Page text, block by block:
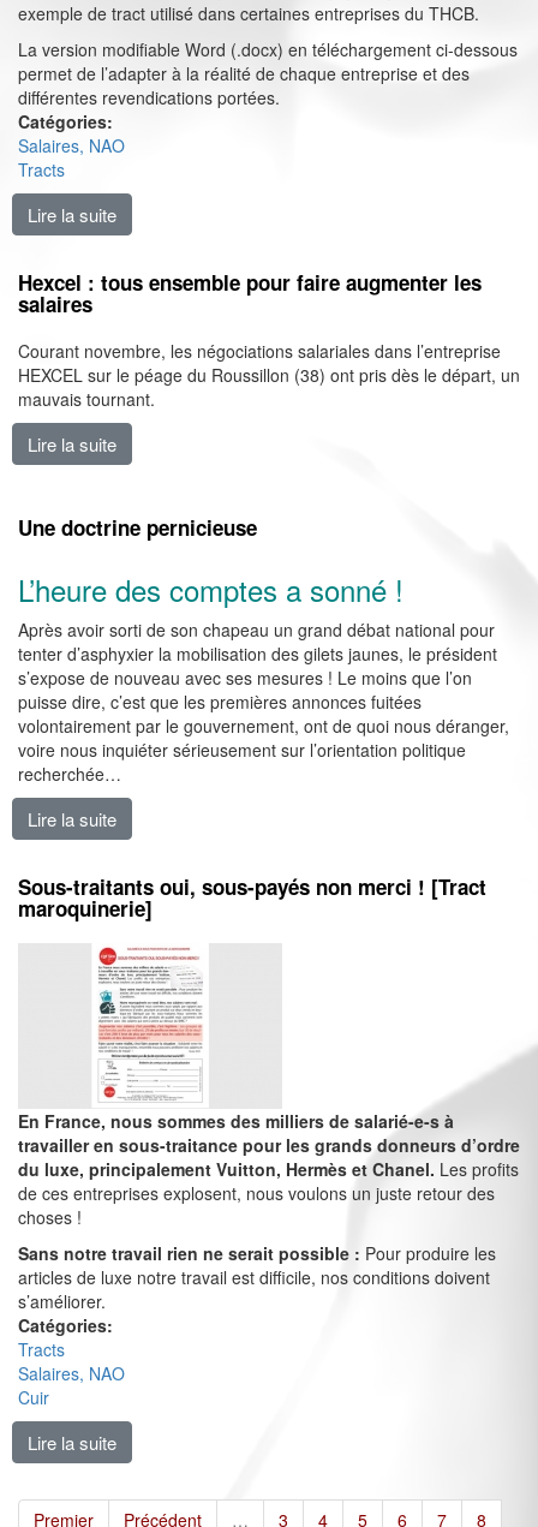
exemple de tract utilisé dans certaines entreprises du THCB.
La version modifiable Word (.docx) en téléchargement ci-dessous
permet de l’adapter à la réalité de chaque entreprise et des
différentes revendications portées.
Catégories:
Salaires, NAO
Tracts
Lire la suite
Hexcel : tous ensemble pour faire augmenter les
salaires
Courant novembre, les négociations salariales dans l’entreprise
HEXCEL sur le péage du Roussillon (38) ont pris dès le départ, un
mauvais tournant.
Lire la suite
Une doctrine pernicieuse
L’heure des comptes a sonné !
Après avoir sorti de son chapeau un grand débat national pour
tenter d’asphyxier la mobilisation des gilets jaunes, le président
s’expose de nouveau avec ses mesures ! Le moins que l’on
puisse dire, c’est que les premières annonces fuitées
volontairement par le gouvernement, ont de quoi nous déranger,
voire nous inquiéter sérieusement sur l’orientation politique
recherchée…
Lire la suite
Sous-traitants oui, sous-payés non merci ! [Tract
maroquinerie]
En France, nous sommes des milliers de salarié-e-s à
travailler en sous-traitance pour les grands donneurs d’ordre
du luxe, principalement Vuitton, Hermès et Chanel. Les profits
de ces entreprises explosent, nous voulons un juste retour des
choses !
Sans notre travail rien ne serait possible : Pour produire les
articles de luxe notre travail est difficile, nos conditions doivent
s’améliorer.
Catégories:
Tracts
Salaires, NAO
Cuir
Lire la suite
Premier Précédent … 3 4 5 6 7 8